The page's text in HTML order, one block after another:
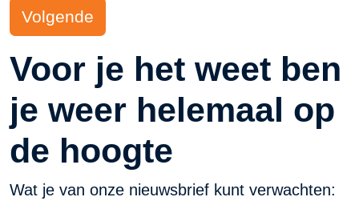
Volgende
Voor je het weet ben
je weer helemaal op
de hoogte
Wat je van onze nieuwsbrief kunt verwachten: